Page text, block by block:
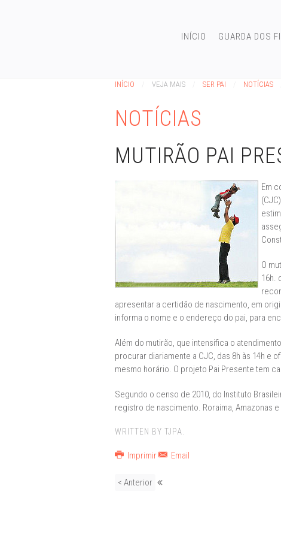
INÍCIO GUARDA DOS
INÍCIO VEJA MAIS SER PAI NOTÍCIAS
NOTÍCIAS
MUTIRÃO PAI
Em
O
16h.
apresentar a certidão de nascimento, em
informa o nome e o endereço do pai, para
Além do mutirão, que intensifica o
procurar diariamente a CJC, das 8h às 14h e
mesmo horário. O projeto Pai Presente tem
Segundo o censo de 2010, do Instituto
registro de nascimento. Roraima, Amazonas
WRITTEN BY TJPA.
Imprimir Email
< Anterior